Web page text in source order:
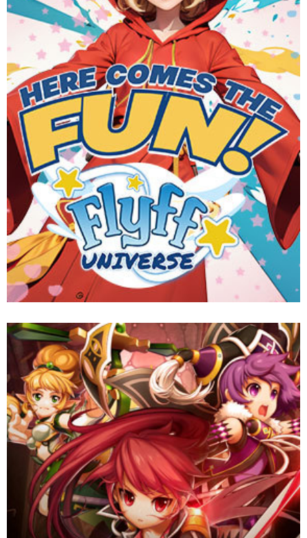
Flyff is a colorful MMORPG where you can explore, fight
monsters, and fly through the skies using brooms or wings.
Dive into quests and join a vibrant community for an
immersive gaming experience. One FUN universe, On any
device.
Website
Download
GrandChase beckons adventurers to an anime-inspired realm!
Craft your hero, gear up, and defend Aernas in this thrilling
action-RPG. Solo dungeons or daring raids with friends, it's an
epic quest for glory!
Website
Download